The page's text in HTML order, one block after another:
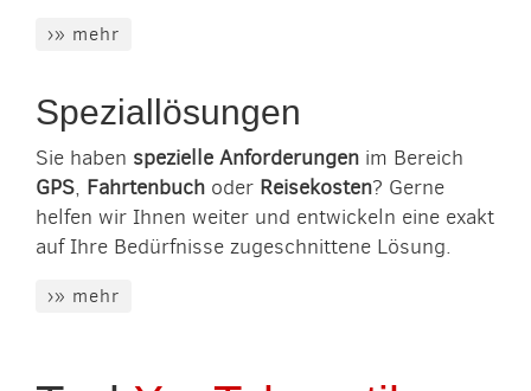
›» mehr
Speziallösungen
Sie haben spezielle Anforderungen im Bereich
GPS, Fahrtenbuch oder Reisekosten? Gerne
helfen wir Ihnen weiter und entwickeln eine exakt
auf Ihre Bedürfnisse zugeschnittene Lösung.
›» mehr